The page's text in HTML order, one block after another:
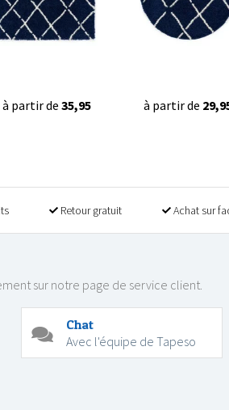
à partir de 35,95 à partir de
Retour gratuit Achat sur
sur notre page de service client.
Chat
Avec l'équipe de Tapeso